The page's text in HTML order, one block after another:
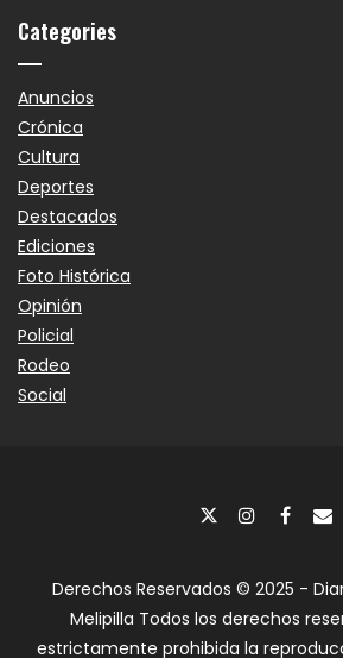
Categories
Anuncios
Crónica
Cultura
Deportes
Destacados
Ediciones
Foto Histórica
Opinión
Policial
Rodeo
Social
Derechos Reservados © 2025 -
Melipilla Todos los derechos
estrictamente prohibida la